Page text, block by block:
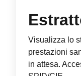
Visualizza lo
prestazioni
in attesa.